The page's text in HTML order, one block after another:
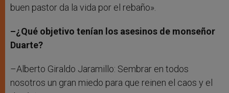
buen pastor da la vida por el rebaño».
–¿Qué objetivo tenían los asesinos de monseñor
Duarte?
–Alberto Giraldo Jaramillo: Sembrar en todos
nosotros un gran miedo para que reinen el caos y el